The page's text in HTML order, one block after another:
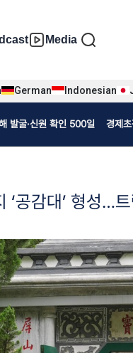
tiện tiếng
Media
German Indonesian
발굴·신원 확인 500일 경제초
‘공감대’ 형성…